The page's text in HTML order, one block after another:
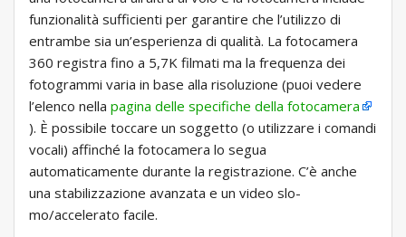
funzionalità sufficienti per garantire che l’utilizzo di
entrambe sia un’esperienza di qualità. La fotocamera
360 registra fino a 5,7K filmati ma la frequenza dei
fotogrammi varia in base alla risoluzione (puoi vedere
l’elenco nella pagina delle specifiche della fotocamera
). È possibile toccare un soggetto (o utilizzare i comandi
vocali) affinché la fotocamera lo segua
automaticamente durante la registrazione. C’è anche
una stabilizzazione avanzata e un video slo-
mo/accelerato facile.